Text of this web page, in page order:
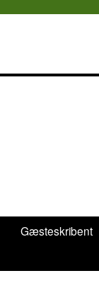
Gæsteskribent